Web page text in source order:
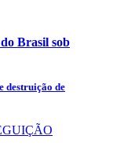
Brasil sob
destruição de